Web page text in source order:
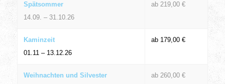
Spätsommer
14.09. – 31.10.26
ab 219,00 €
Kaminzeit
01.11 – 13.12.26
ab 179,00 €
Weihnachten und Silvester
ab 260,00 €